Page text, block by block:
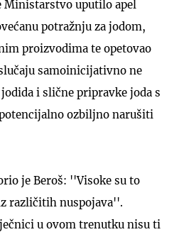
Ministarstvo uputilo apel
potražnju za jodom,
proizvodima te opetovao
samoinicijativno ne
i slične pripravke joda s
ozbiljno narušiti
je Beroš: ''Visoke su to
različitih nuspojava''.
u ovom trenutku nisu ti